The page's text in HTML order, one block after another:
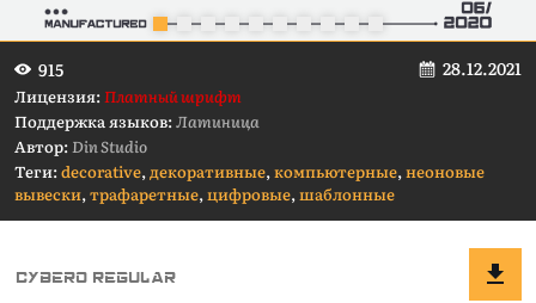
915 28.12.2021
Лицензия:Платный шрифт
Поддержка языков:Латиница
Автор:Din Studio
Теги:decorative,декоративные,компьютерные,неоновые
вывески,трафаретные,цифровые,шаблонные